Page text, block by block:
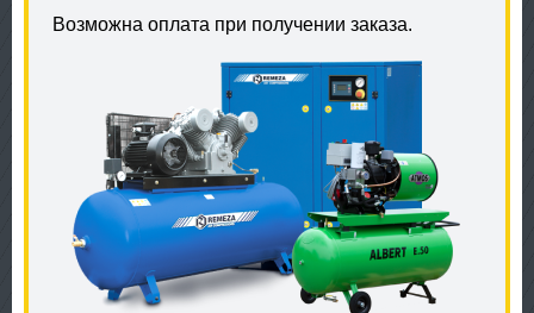
Возможна оплата при получении заказа.